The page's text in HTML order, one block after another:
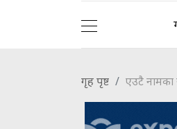
गृह पृष्ट एउटै नामका